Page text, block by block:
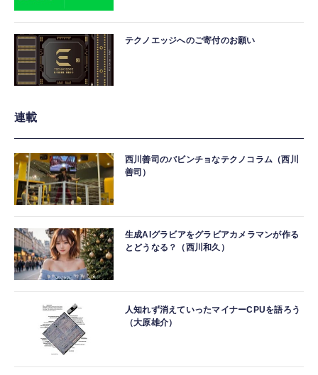
テクノエッジへのご寄付のお願い
連載
西川善司のバビンチョなテクノコラム（西川
善司）
生成AIグラビアをグラビアカメラマンが作る
とどうなる？（西川和久）
人知れず消えていったマイナーCPUを語ろう
（大原雄介）